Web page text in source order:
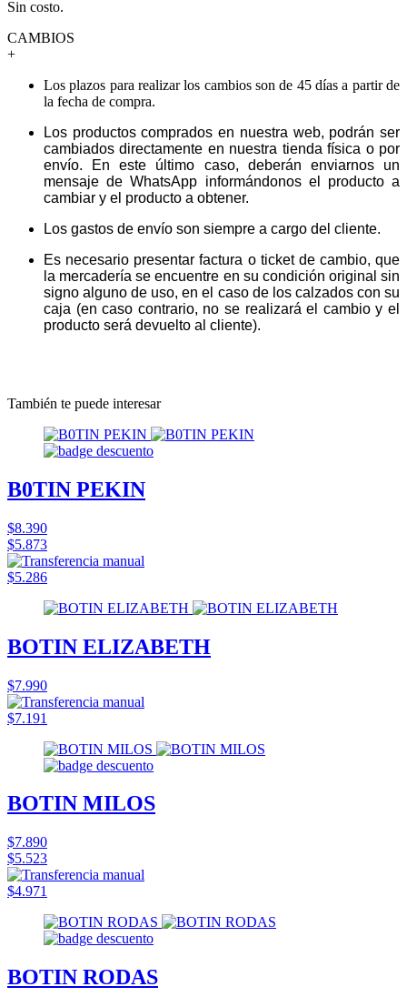
Sin costo.
CAMBIOS
+
Los plazos para realizar los cambios son de 45 días a partir de
la fecha de compra.
Los productos comprados en nuestra web, podrán ser
cambiados directamente en nuestra tienda física o por
envío. En este último caso, deberán enviarnos un
mensaje de WhatsApp informándonos el producto a
cambiar y el producto a obtener.
Los gastos de envío son siempre a cargo del cliente.
Es necesario presentar factura o ticket de cambio, que
la mercadería se encuentre en su condición original sin
signo alguno de uso, en el caso de los calzados con su
caja (en caso contrario, no se realizará el cambio y el
producto será devuelto al cliente).
También te puede interesar
B0TIN PEKIN
$8.390
$5.873
$5.286
BOTIN ELIZABETH
$7.990
$7.191
BOTIN MILOS
$7.890
$5.523
$4.971
BOTIN RODAS